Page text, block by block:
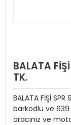
BALATA
TK.
BALATA FİŞİ
barkodlu ve 639
aracınız ve